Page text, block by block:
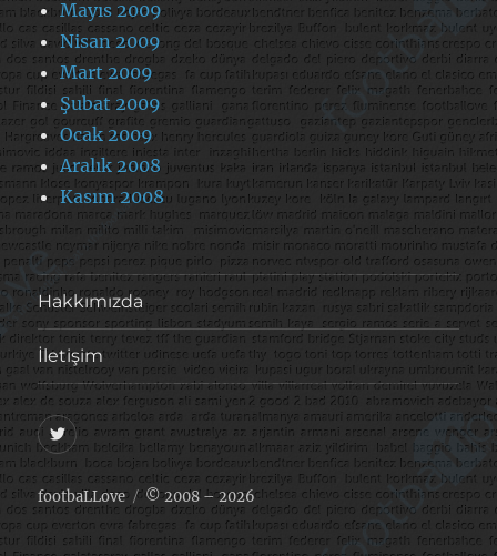
Mayıs 2009
Nisan 2009
Mart 2009
Şubat 2009
Ocak 2009
Aralık 2008
Kasım 2008
Hakkımızda
İletişim
@footballove
footbaLLove © 2008 – 2026